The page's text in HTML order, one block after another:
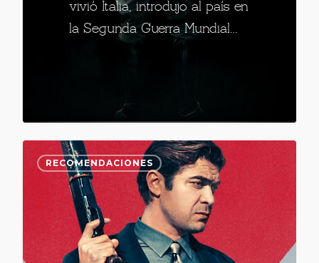
vivió Italia, introdujo al país en
la Segunda Guerra Mundial…
RECOMENDACIONES